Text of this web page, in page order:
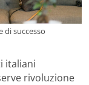
di successo
italiani
rivoluzione